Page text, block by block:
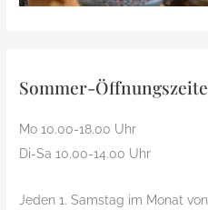
Sommer-
Mo 10.00-18.00 Uhr
Di-Sa 10.00-14.00 Uhr
Jeden 1. Samstag im Monat